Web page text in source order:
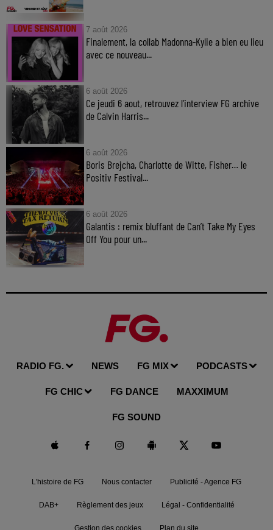
7 août 2026
Finalement, la collab Madonna-Kylie a bien eu lieu
avec ce nouveau...
6 août 2026
Ce jeudi 6 aout, retrouvez l'interview FG archive
de Calvin Harris...
6 août 2026
Boris Brejcha, Charlotte de Witte, Fisher… le
Positiv Festival...
6 août 2026
Galantis : remix bluffant de Can’t Take My Eyes
Off You pour un...
RADIO FG. NEWS FG MIX PODCASTS
FG CHIC FG DANCE MAXXIMUM
FG SOUND
L'histoire de FG Nous contacter Publicité - Agence FG
DAB+ Règlement des jeux Légal - Confidentialité
Gestion des cookies Plan du site